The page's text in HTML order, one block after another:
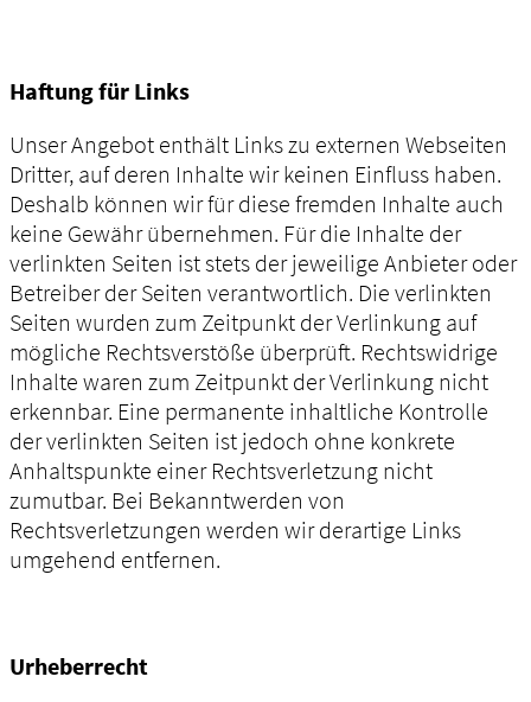
Haftung für Links
Unser Angebot enthält Links zu externen Webseiten
Dritter, auf deren Inhalte wir keinen Einfluss haben.
Deshalb können wir für diese fremden Inhalte auch
keine Gewähr übernehmen. Für die Inhalte der
verlinkten Seiten ist stets der jeweilige Anbieter oder
Betreiber der Seiten verantwortlich. Die verlinkten
Seiten wurden zum Zeitpunkt der Verlinkung auf
mögliche Rechtsverstöße überprüft. Rechtswidrige
Inhalte waren zum Zeitpunkt der Verlinkung nicht
erkennbar. Eine permanente inhaltliche Kontrolle
der verlinkten Seiten ist jedoch ohne konkrete
Anhaltspunkte einer Rechtsverletzung nicht
zumutbar. Bei Bekanntwerden von
Rechtsverletzungen werden wir derartige Links
umgehend entfernen.
Urheberrecht